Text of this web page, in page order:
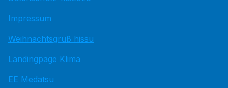
Impressum
Weihnachtsgruß hissu
Landingpage Klima
EE Medatsu